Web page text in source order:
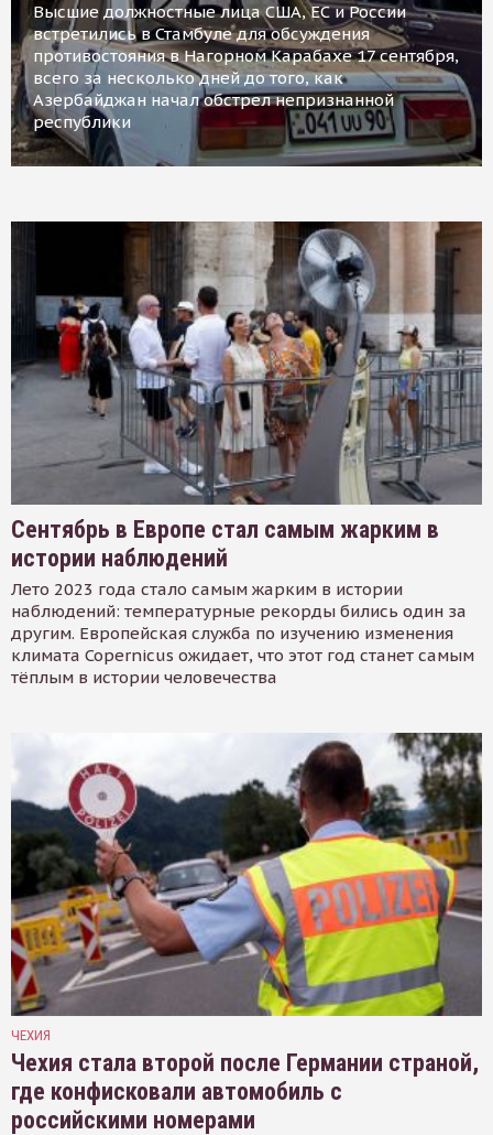
Высшие должностные лица США, ЕС и России
встретились в Стамбуле для обсуждения
противостояния в Нагорном Карабахе 17 сентября,
всего за несколько дней до того, как
Азербайджан начал обстрел непризнанной
республики
Сентябрь в Европе стал самым жарким в
истории наблюдений
Лето 2023 года стало самым жарким в истории
наблюдений: температурные рекорды бились один за
другим. Европейская служба по изучению изменения
климата Copernicus ожидает, что этот год станет самым
тёплым в истории человечества
ЧЕХИЯ
Чехия стала второй после Германии страной,
где конфисковали автомобиль с
российскими номерами